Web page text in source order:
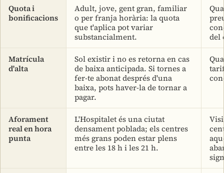
Quota i
bonificacions
Adult, jove, gent gran, familiar
o per franja horària: la quota
que t'aplica pot variar
substancialment.
del
Matrícula
d'alta
Sol existir i no es retorna en cas
de baixa anticipada. Si tornes a
fer-te abonat després d'una
baixa, pots haver-la de tornar a
pagar.
Aforament
real en hora
punta
L'Hospitalet és una ciutat
densament poblada; els centres
més grans poden estar plens
entre les 18 h i les 21 h.